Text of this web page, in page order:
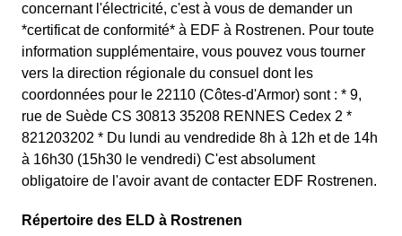
concernant l'électricité, c'est à vous de demander un
*certificat de conformité* à EDF à Rostrenen. Pour toute
information supplémentaire, vous pouvez vous tourner
vers la direction régionale du consuel dont les
coordonnées pour le 22110 (Côtes-d'Armor) sont : * 9,
rue de Suède CS 30813 35208 RENNES Cedex 2 *
821203202 * Du lundi au vendredide 8h à 12h et de 14h
à 16h30 (15h30 le vendredi) C'est absolument
obligatoire de l'avoir avant de contacter EDF Rostrenen.
Répertoire des ELD à Rostrenen